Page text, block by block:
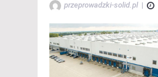
przeprowadzki-solid.pl |